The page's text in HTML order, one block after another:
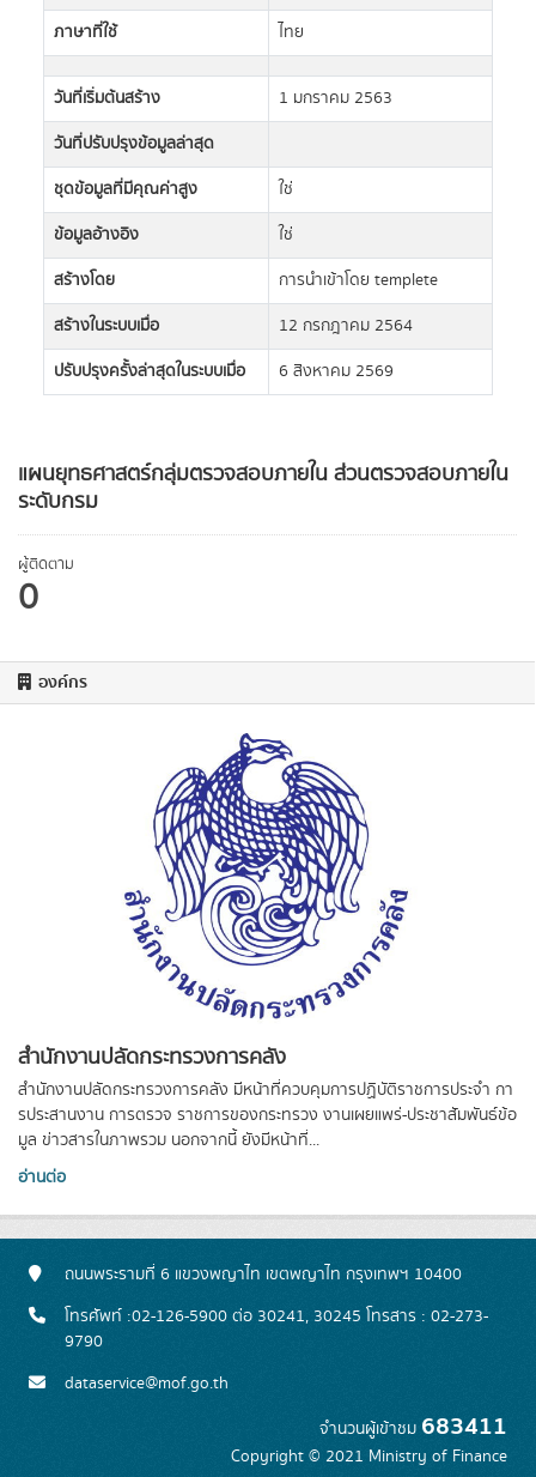
แผนยุทธศาสตร์กลุ่มตรวจสอบภายใน ส่วนตรวจสอบภายใน
ระดับกรม
ผู้ติดตาม
0
องค์กร
สำนักงานปลัดกระทรวงการคลัง
สำนักงานปลัดกระทรวงการคลัง มีหน้าที่ควบคุมการปฏิบัติราชการประจำ กา
รประสานงาน การตรวจ ราชการของกระทรวง งานเผยแพร่-ประชาสัมพันธ์ข้อ
มูล ข่าวสารในภาพรวม นอกจากนี้ ยังมีหน้าที่...
อ่านต่อ
ภาษาที่ใช้
ไทย
วันที่เริ่มต้นสร้าง
1 มกราคม 2563
วันที่ปรับปรุงข้อมูลล่าสุด
ชุดข้อมูลที่มีคุณค่าสูง
ใช่
ข้อมูลอ้างอิง
ใช่
สร้างโดย
การนำเข้าโดย templete
สร้างในระบบเมื่อ
12 กรกฎาคม 2564
ปรับปรุงครั้งล่าสุดในระบบเมื่อ
6 สิงหาคม 2569
ถนนพระรามที่ 6 แขวงพญาไท เขตพญาไท กรุงเทพฯ 10400
โทรศัพท์ :02-126-5900 ต่อ 30241, 30245 โทรสาร : 02-273-
9790
dataservice@mof.go.th
จำนวนผู้เข้าชม 683411
Copyright © 2021 Ministry of Finance